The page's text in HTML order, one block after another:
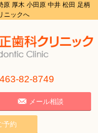
原 厚木 小田原 中井 松田 足柄
ニックへ
82-8749
メール相談
予約